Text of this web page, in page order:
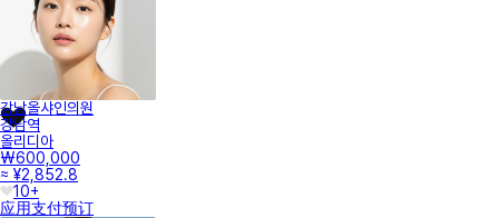
강남올샤인의원
강남역
올리디아
₩600,000
≈ ¥2,852.8
10+
应用支付预订